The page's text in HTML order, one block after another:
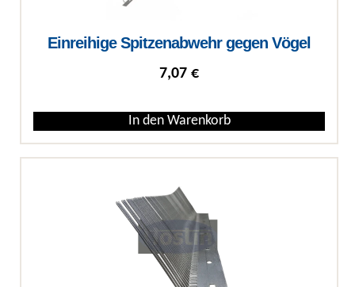
Einreihige Spitzenabwehr gegen Vögel
7,07 €
In den Warenkorb